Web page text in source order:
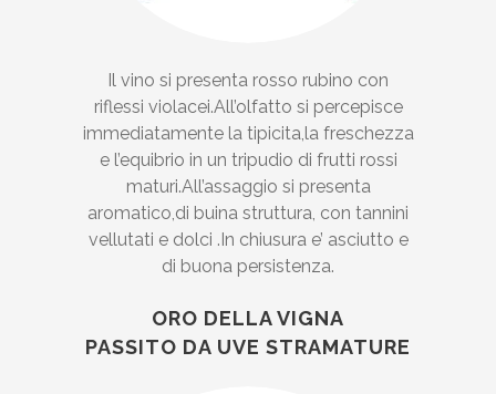
Il vino si presenta rosso rubino con
riflessi violacei.All’olfatto si percepisce
immediatamente la tipicita,la freschezza
e l’equibrio in un tripudio di frutti rossi
maturi.All’assaggio si presenta
aromatico,di buina struttura, con tannini
vellutati e dolci .In chiusura e’ asciutto e
di buona persistenza.
ORO DELLA VIGNA
PASSITO DA UVE STRAMATURE